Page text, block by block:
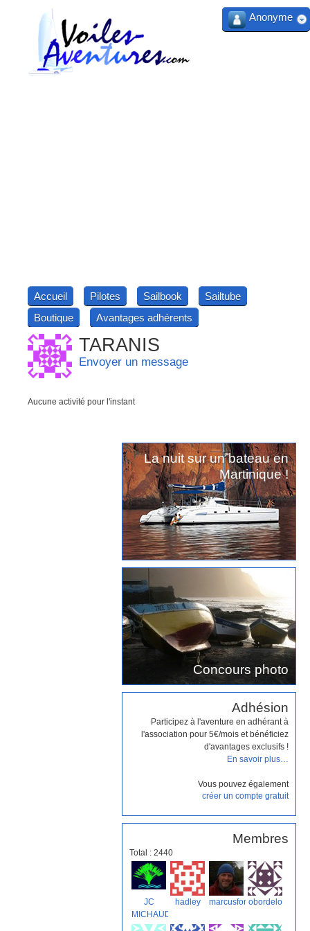
Accueil Pilotes Sailbook
Sailtube
Boutique
Avantages adhérents
TARANIS
Envoyer un message
Aucune activité pour l'instant
La nuit sur un bateau en
Martinique !
Concours photo
Adhésion
Participez à l'aventure en adhérant à
l'association pour 5€/mois et bénéficiez
d'avantages exclusifs !
En savoir plus…
Vous pouvez également
créer un compte gratuit
Membres
Total : 2440
JC
MICHAUD
hadley marcusfornsobordelo
Anonyme